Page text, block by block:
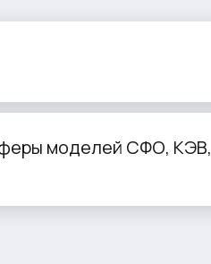
моделей СФО, КЭВ,